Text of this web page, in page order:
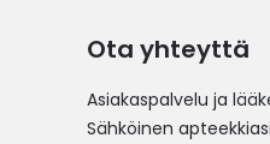
Ota yhteyttä
Asiakaspalvelu ja
Sähköinen